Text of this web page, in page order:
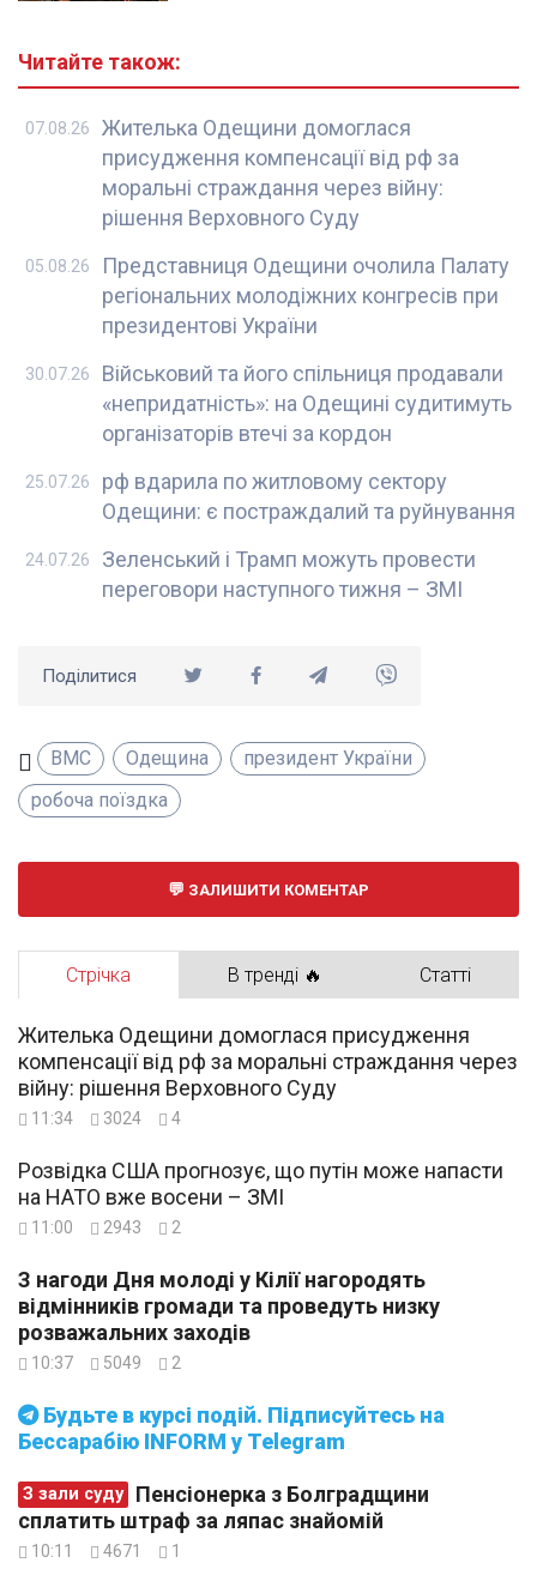
Читайте також:
Жителька Одещини домоглася
присудження компенсації від рф за
моральні страждання через війну:
рішення Верховного Суду
07.08.26
Представниця Одещини очолила Палату
регіональних молодіжних конгресів при
президентові України
05.08.26
Військовий та його спільниця продавали
«непридатність»: на Одещині судитимуть
організаторів втечі за кордон
30.07.26
рф вдарила по житловому сектору
Одещини: є постраждалий та руйнування
25.07.26
Зеленський і Трамп можуть провести
переговори наступного тижня – ЗМІ
24.07.26
Поділитися
ВМС Одещина
президент України
робоча поїздка
ЗАЛИШИТИ КОМЕНТАР
Стрічка В тренді 🔥 Статті
Будьте в курсі подій. Підписуйтесь на
Бессарабію INFORM у Telegram
Жителька Одещини домоглася присудження
компенсації від рф за моральні страждання через
війну: рішення Верховного Суду
11:34 3024 4
Розвідка США прогнозує, що путін може напасти
на НАТО вже восени – ЗМІ
11:00 2943 2
З нагоди Дня молоді у Кілії нагородять
відмінників громади та проведуть низку
розважальних заходів
10:37 5049 2
З зали суду
сплатить штраф за ляпас знайомій
10:11 4671 1